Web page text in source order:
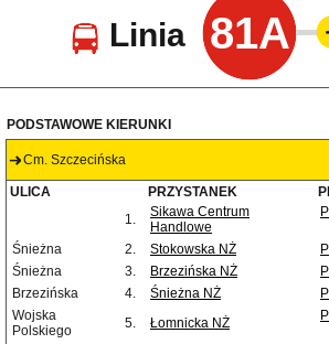
Linia 81A
PODSTAWOWE KIERUNKI
Cm. Szczecińska
ULICA PRZYSTANEK
1.
Sikawa Centrum
Handlowe
Śnieżna 2. Stokowska NŻ
Śnieżna
3. Brzezińska NŻ
Brzezińska
4. Śnieżna NŻ
Wojska
Polskiego
5. Łomnicka NŻ